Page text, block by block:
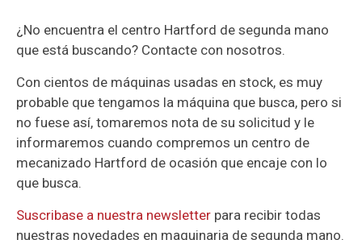
¿No encuentra el centro Hartford de segunda mano
que está buscando? Contacte con nosotros.
Con cientos de máquinas usadas en stock, es muy
probable que tengamos la máquina que busca, pero si
no fuese así, tomaremos nota de su solicitud y le
informaremos cuando compremos un centro de
mecanizado Hartford de ocasión que encaje con lo
que busca.
Suscribase a nuestra newsletter para recibir todas
nuestras novedades en maquinaria de segunda mano.